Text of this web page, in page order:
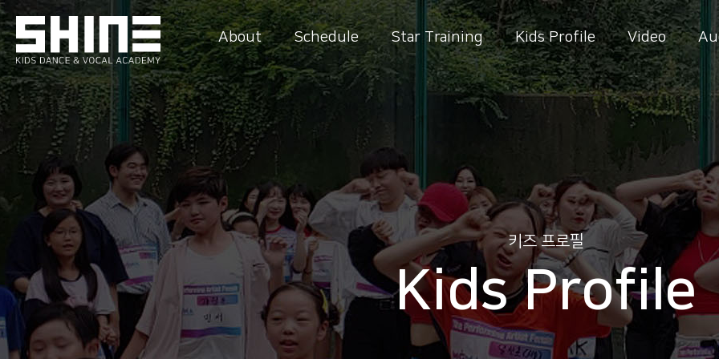
About Schedule Star Training Kids Profile Video
키즈 프로필
Kids Profile